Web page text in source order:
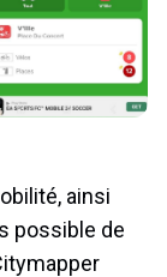
ainsi
possible de